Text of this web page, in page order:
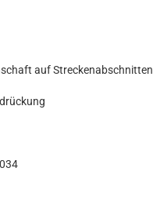
auf Streckenabschnitten